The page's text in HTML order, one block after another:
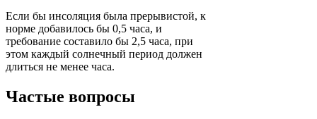
Если бы инсоляция была прерывистой, к
норме добавилось бы 0,5 часа, и
требование составило бы 2,5 часа, при
этом каждый солнечный период должен
длиться не менее часа.
Частые вопросы